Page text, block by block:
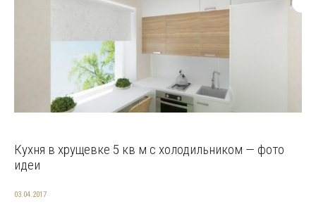
Кухня в хрущевке 5 кв м с холодильником — фото
идеи
03.04.2017